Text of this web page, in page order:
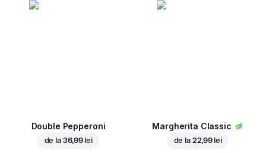
Double Pepperoni
de la 36,99 lei
Margherita Classic
de la 22,99 lei